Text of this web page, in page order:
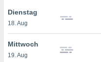
nicht
von
und
Dienstag
18. Aug
Mittwoch
19. Aug